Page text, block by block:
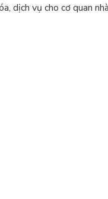
dịch vụ cho cơ quan